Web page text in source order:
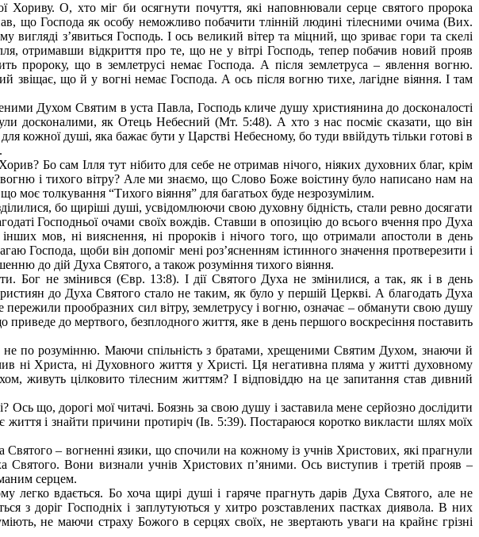
О, хто міг би осягнути почуття, які наповнювали серце святого пророка
що Господа як особу неможливо побачити тлінній людині тілесними очима (Вих.
вигляді з’явиться Господь. І ось великий вітер та міцний, що зриває гори та скелі
отримавши відкриття про те, що не у вітрі Господь, тепер побачив новий прояв
пророку, що в землетрусі немає Господа. А після землетруса – явлення вогню.
що й у вогні немає Господа. А ось після вогню тихе, лагідне віяння. І там
Духом Святим в уста Павла, Господь кличе душу християнина до досконалості
досконалими, як Отець Небесний (Мт. 5:48). А хто з нас посміє сказати, що він
кожної душі, яка бажає бути у Царстві Небесному, бо туди ввійдуть тільки готові в
Бо сам Ілля тут нібито для себе не отримав нічого, ніяких духовних благ, крім
вогню і тихого вітру? Але ми знаємо, що Слово Боже воістину було написано нам на
моє толкування “Тихого віяння” для багатьох буде незрозумілим.
бо щиріші душі, усвідомлюючи свою духовну бідність, стали ревно досягати
Господньої очами своїх вождів. Ставши в опозицію до всього вчення про Духа
мов, ні вияснення, ні пророків і нічого того, що отримали апостоли в день
Господа, щоби він допоміг мені роз’ясненням істинного значення протверезити і
до дій Духа Святого, а також розуміння тихого віяння.
Бог не змінився (Євр. 13:8). І дії Святого Духа не змінилися, а так, як і в день
до Духа Святого стало не таким, як було у першій Церкві. А благодать Духа
прообразних сил вітру, землетрусу і вогню, означає – обманути свою душу
до мертвого, безплодного життя, яке в день першого воскресіння поставить
не по розумінню. Маючи спільність з братами, хрещеними Святим Духом, знаючи й
ні Христа, ні Духовного життя у Христі. Ця негативна пляма у житті духовному
живуть цілковито тілесним життям? І відповіддю на це запитання став дивний
що, дорогі мої читачі. Боязнь за свою душу і заставила мене серйозно дослідити
і знайти причини протиріч (Ів. 5:39). Постараюся коротко викласти шлях моїх
– вогненні язики, що спочили на кожному із учнів Христових, які прагнули
Вони визнали учнів Христових п’яними. Ось виступив і третій прояв –
серцем.
легко вдається. Бо хоча щирі душі і гаряче прагнуть дарів Духа Святого, але не
з доріг Господніх і заплутуються у хитро розставлених пастках диявола. В них
не маючи страху Божого в серцях своїх, не звертають уваги на крайнє грізні